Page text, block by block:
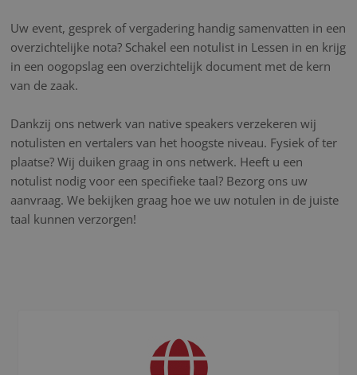
Uw event, gesprek of vergadering handig samenvatten in een
overzichtelijke nota? Schakel een notulist in Lessen in en krijg
in een oogopslag een overzichtelijk document met de kern
van de zaak.
Dankzij ons netwerk van native speakers verzekeren wij
notulisten en vertalers van het hoogste niveau. Fysiek of ter
plaatse? Wij duiken graag in ons netwerk. Heeft u een
notulist nodig voor een specifieke taal? Bezorg ons uw
aanvraag. We bekijken graag hoe we uw notulen in de juiste
taal kunnen verzorgen!